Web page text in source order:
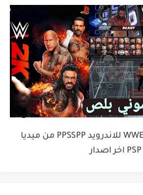
تحميل لعبة WWE 2k26 للاندرويد PPSSPP من ميديا